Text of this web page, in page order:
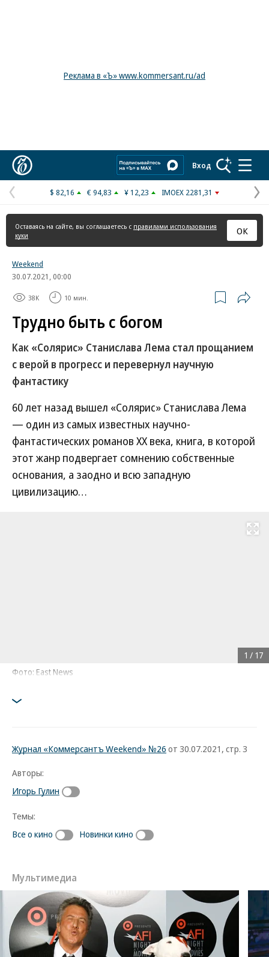
Реклама в «Ъ» www.kommersant.ru/ad
Вход
Предыдущая
страница
$ 82,16 € 94,83 ¥ 12,23 IMOEX 2281,31
Оставаясь на сайте, вы соглашаетесь с правилами использования
куки
ОК
Weekend
30.07.2021, 00:00
38K 10 мин.
Трудно быть с богом
Как «Солярис» Станислава Лема стал прощанием
с верой в прогресс и перевернул научную
фантастику
60 лет назад вышел «Солярис» Станислава Лема
— один из самых известных научно-
фантастических романов ХХ века, книга, в которой
этот жанр подвергает сомнению собственные
основания, а заодно и всю западную
цивилизацию…
Развернуть
Фото: East News
1 / 17
Журнал «Коммерсантъ Weekend» №26 от 30.07.2021, стр. 3
Авторы:
Игорь Гулин
Темы:
Все о кино
Новинки кино
Мультимедиа